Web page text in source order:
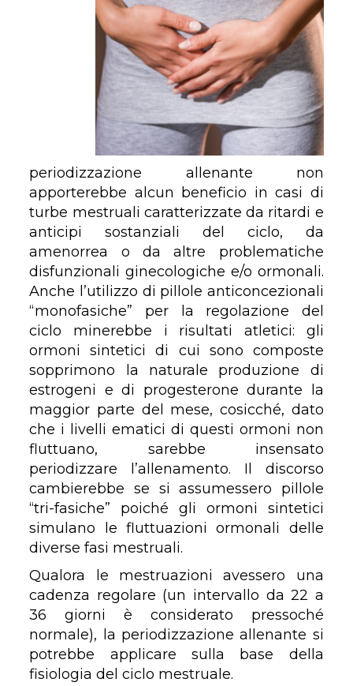
periodizzazione allenante non
apporterebbe alcun beneficio in casi di
turbe mestruali caratterizzate da ritardi e
anticipi sostanziali del ciclo, da
amenorrea o da altre problematiche
disfunzionali ginecologiche e/o ormonali.
Anche l’utilizzo di pillole anticoncezionali
“monofasiche” per la regolazione del
ciclo minerebbe i risultati atletici: gli
ormoni sintetici di cui sono composte
sopprimono la naturale produzione di
estrogeni e di progesterone durante la
maggior parte del mese, cosicché, dato
che i livelli ematici di questi ormoni non
fluttuano, sarebbe insensato
periodizzare l’allenamento. Il discorso
cambierebbe se si assumessero pillole
“tri-fasiche” poiché gli ormoni sintetici
simulano le fluttuazioni ormonali delle
diverse fasi mestruali.
Qualora le mestruazioni avessero una
cadenza regolare (un intervallo da 22 a
36 giorni è considerato pressoché
normale), la periodizzazione allenante si
potrebbe applicare sulla base della
fisiologia del ciclo mestruale.